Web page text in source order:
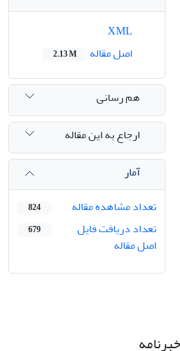
اصل مقاله
2.13 M
هم رسانی
ارجاع به این مقاله
آمار
تعداد مشاهده مقاله
824
تعداد دریافت فایل
اصل مقاله
679